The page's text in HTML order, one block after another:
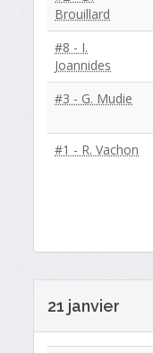
Brouillard
#8 - I.
Joannides
#3 - G. Mudie
#1 - R. Vachon
21 janvier